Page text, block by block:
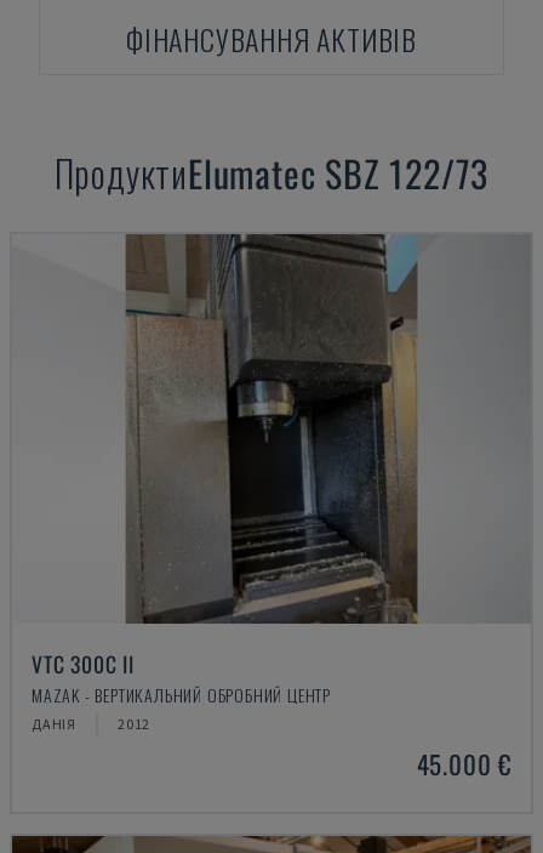
ФІНАНСУВАННЯ АКТИВІВ
ПродуктиElumatec SBZ 122/73
VTC 300C II
MAZAK - ВЕРТИКАЛЬНИЙ ОБРОБНИЙ ЦЕНТР
ДАНІЯ 2012
45.000 €